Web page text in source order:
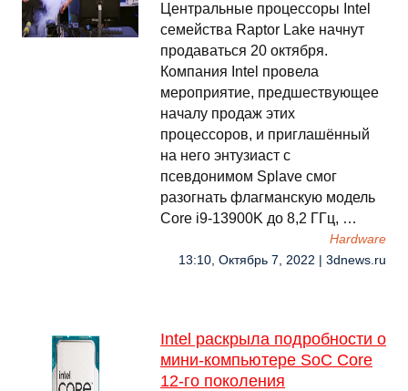
Центральные процессоры Intel
семейства Raptor Lake начнут
продаваться 20 октября.
Компания Intel провела
мероприятие, предшествующее
началу продаж этих
процессоров, и приглашённый
на него энтузиаст с
псевдонимом Splave смог
разогнать флагманскую модель
Core i9-13900K до 8,2 ГГц, …
Hardware
13:10, Октябрь 7, 2022 | 3dnews.ru
Intel раскрыла подробности о
мини-компьютере SoC Core
12-го поколения